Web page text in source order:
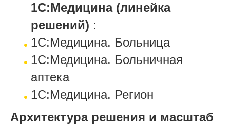
1С:Медицина (линейка
решений) :
1С:Медицина. Больница
1С:Медицина. Больничная
аптека
1С:Медицина. Регион
Архитектура решения и масштаб